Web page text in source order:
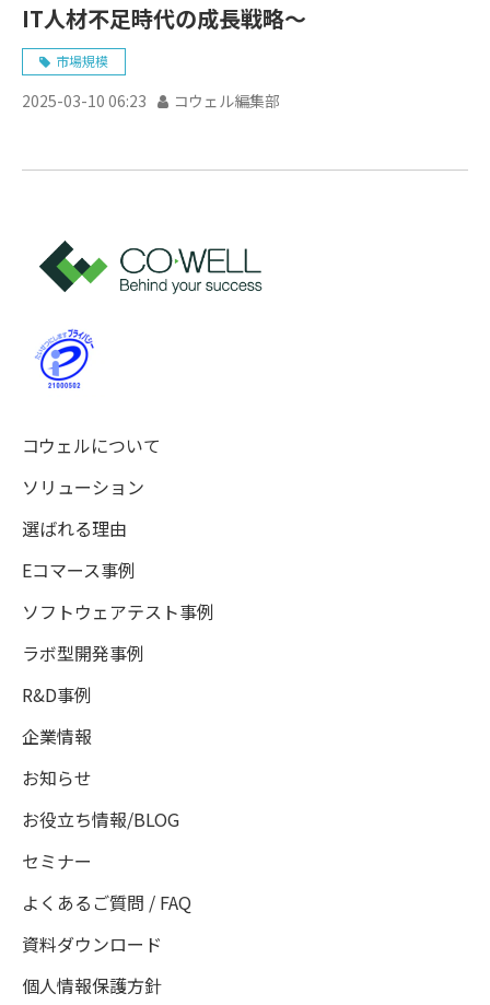
IT人材不足時代の成長戦略〜
市場規模
2025-03-10 06:23 コウェル編集部
コウェルについて
ソリューション
選ばれる理由
Eコマース事例
ソフトウェアテスト事例
ラボ型開発事例
R&D事例
企業情報
お知らせ
お役立ち情報/BLOG
セミナー
よくあるご質問 / FAQ
資料ダウンロード
個人情報保護方針